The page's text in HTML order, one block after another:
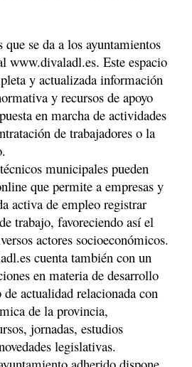
se da a los ayuntamientos
www.divaladl.es. Este espacio
y actualizada información
y recursos de apoyo
en marcha de actividades
de trabajadores o la
municipales pueden
que permite a empresas y
activa de empleo registrar
trabajo, favoreciendo así el
actores socioeconómicos.
cuenta también con un
en materia de desarrollo
actualidad relacionada con
de la provincia,
jornadas, estudios
legislativas.